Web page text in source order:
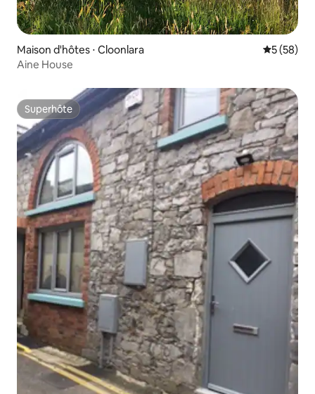
Maison d'hôtes ⋅ Cloonlara
5 (58)
Aine House
Superhôte
Superhôte